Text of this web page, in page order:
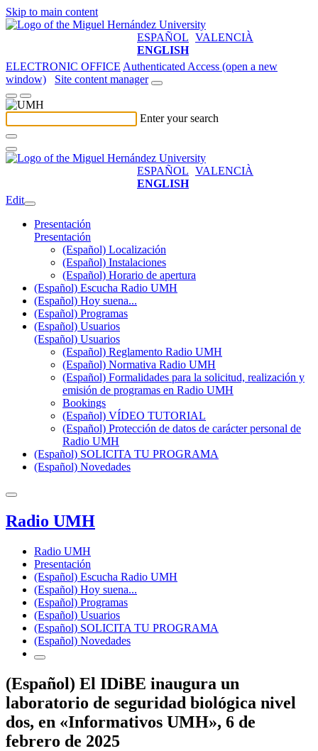
Skip to main content
ESPAÑOL VALENCIÀ
ENGLISH
ELECTRONIC OFFICE Authenticated Access (open a new
window)
Site content manager
Enter your search
ESPAÑOL VALENCIÀ
ENGLISH
Edit
Presentación
Presentación
(Español) Localización
(Español) Instalaciones
(Español) Horario de apertura
(Español) Escucha Radio UMH
(Español) Hoy suena...
(Español) Programas
(Español) Usuarios
(Español) Usuarios
(Español) Reglamento Radio UMH
(Español) Normativa Radio UMH
(Español) Formalidades para la solicitud, realización y
emisión de programas en Radio UMH
Bookings
(Español) VÍDEO TUTORIAL
(Español) Protección de datos de carácter personal de
Radio UMH
(Español) SOLICITA TU PROGRAMA
(Español) Novedades
Radio UMH
Radio UMH
Presentación
(Español) Escucha Radio UMH
(Español) Hoy suena...
(Español) Programas
(Español) Usuarios
(Español) SOLICITA TU PROGRAMA
(Español) Novedades
(Español) El IDiBE inaugura un
laboratorio de seguridad biológica nivel
dos, en «Informativos UMH», 6 de
febrero de 2025